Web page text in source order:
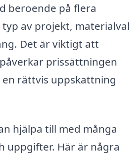
beroende på flera
av projekt, materialval
Det är viktigt att
prissättningen
rättvis uppskattning
hjälpa till med många
uppgifter. Här är några